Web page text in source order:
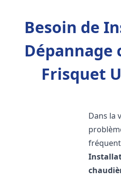
Besoin de
Dépannage
Frisquet
Dans la